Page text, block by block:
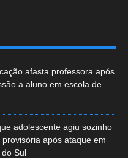
afasta professora após
a aluno em escola de
adolescente agiu sozinho
após ataque em
Sul